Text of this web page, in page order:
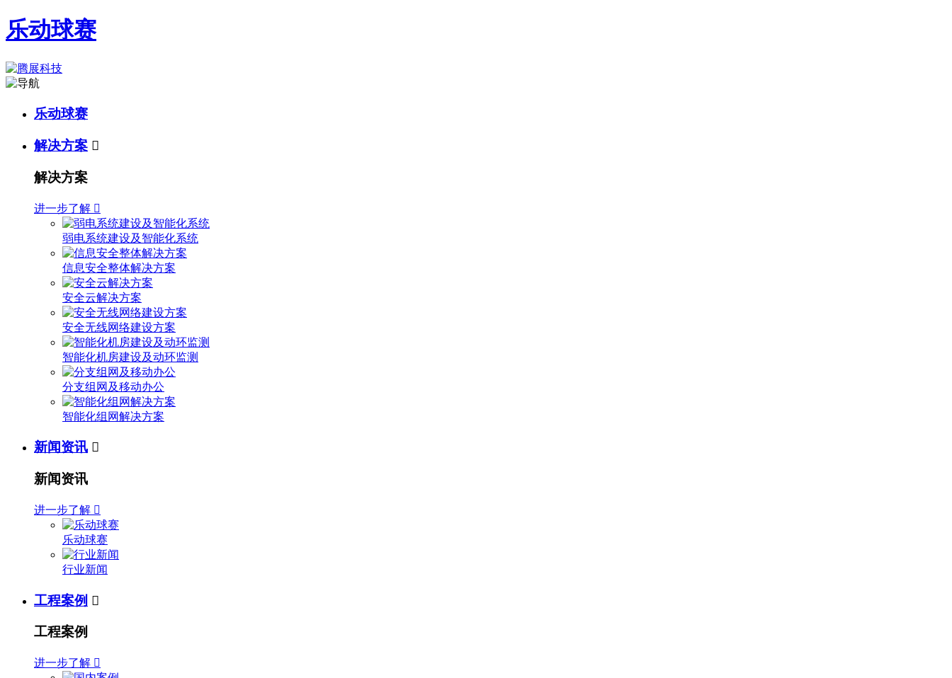
乐动球赛
乐动球赛
解决方案 
解决方案
进一步了解 
弱电系统建设及智能化系统
信息安全整体解决方案
安全云解决方案
安全无线网络建设方案
智能化机房建设及动环监测
分支组网及移动办公
智能化组网解决方案
新闻资讯 
新闻资讯
进一步了解 
乐动球赛
行业新闻
工程案例 
工程案例
进一步了解 